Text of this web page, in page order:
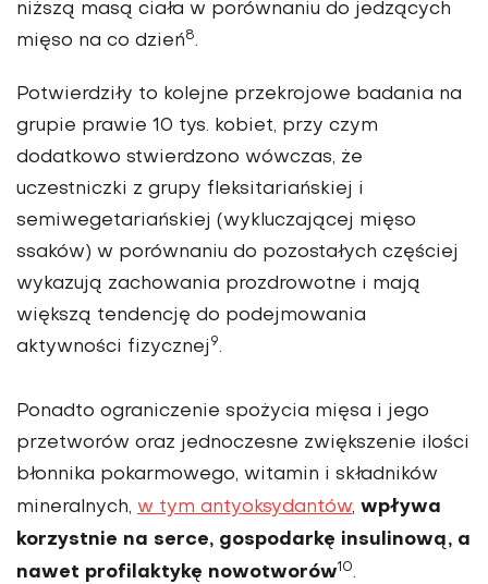
niższą masą ciała w porównaniu do jedzących
mięso na co dzień8.
Potwierdziły to kolejne przekrojowe badania na
grupie prawie 10 tys. kobiet, przy czym
dodatkowo stwierdzono wówczas, że
uczestniczki z grupy fleksitariańskiej i
semiwegetariańskiej (wykluczającej mięso
ssaków) w porównaniu do pozostałych częściej
wykazują zachowania prozdrowotne i mają
większą tendencję do podejmowania
aktywności fizycznej 9.
Ponadto ograniczenie spożycia mięsa i jego
przetworów oraz jednoczesne zwiększenie ilości
błonnika pokarmowego, witamin i składników
mineralnych, w tym antyoksydantów, wpływa
korzystnie na serce, gospodarkę insulinową, a
nawet profilaktykę nowotworów10.